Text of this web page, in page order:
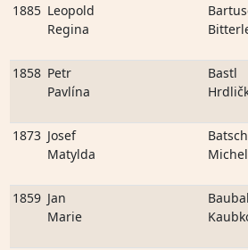
1885 Leopold
Regina
1858 Petr
Pavlína
Bastl
1873 Josef
Matylda
Batsch
1859 Jan
Marie
Baubal